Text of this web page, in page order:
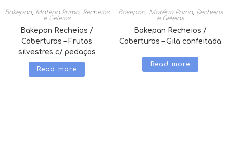
Bakepan, Matéria Prima, Recheios
e Geleias
Bakepan Recheios /
Coberturas – Frutos
silvestres c/ pedaços
Read more
Bakepan, Matéria Prima, Recheios
e Geleias
Bakepan Recheios /
Coberturas – Gila confeitada
Read more